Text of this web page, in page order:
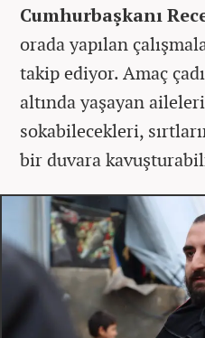
Cumhurbaşkanı
orada yapılan
takip ediyor. Amaç
altında yaşayan
sokabilecekleri,
bir duvara